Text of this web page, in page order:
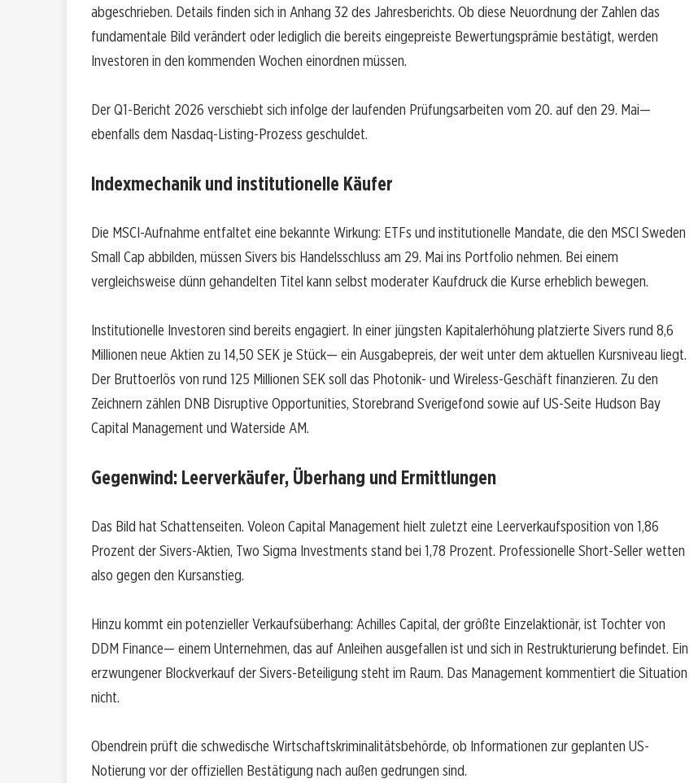
abgeschrieben. Details finden sich in Anhang 32 des Jahresberichts. Ob diese Neuordnung der Zahlen das
fundamentale Bild verändert oder lediglich die bereits eingepreiste Bewertungsprämie bestätigt, werden
Investoren in den kommenden Wochen einordnen müssen.
Der Q1-Bericht 2026 verschiebt sich infolge der laufenden Prüfungsarbeiten vom 20. auf den 29. Mai—
ebenfalls dem Nasdaq-Listing-Prozess geschuldet.
Indexmechanik und institutionelle Käufer
Die MSCI-Aufnahme entfaltet eine bekannte Wirkung: ETFs und institutionelle Mandate, die den MSCI Sweden
Small Cap abbilden, müssen Sivers bis Handelsschluss am 29. Mai ins Portfolio nehmen. Bei einem
vergleichsweise dünn gehandelten Titel kann selbst moderater Kaufdruck die Kurse erheblich bewegen.
Institutionelle Investoren sind bereits engagiert. In einer jüngsten Kapitalerhöhung platzierte Sivers rund 8,6
Millionen neue Aktien zu 14,50 SEK je Stück— ein Ausgabepreis, der weit unter dem aktuellen Kursniveau liegt.
Der Bruttoerlös von rund 125 Millionen SEK soll das Photonik- und Wireless-Geschäft finanzieren. Zu den
Zeichnern zählen DNB Disruptive Opportunities, Storebrand Sverigefond sowie auf US-Seite Hudson Bay
Capital Management und Waterside AM.
Gegenwind: Leerverkäufer, Überhang und Ermittlungen
Das Bild hat Schattenseiten. Voleon Capital Management hielt zuletzt eine Leerverkaufsposition von 1,86
Prozent der Sivers-Aktien, Two Sigma Investments stand bei 1,78 Prozent. Professionelle Short-Seller wetten
also gegen den Kursanstieg.
Hinzu kommt ein potenzieller Verkaufsüberhang: Achilles Capital, der größte Einzelaktionär, ist Tochter von
DDM Finance— einem Unternehmen, das auf Anleihen ausgefallen ist und sich in Restrukturierung befindet. Ein
erzwungener Blockverkauf der Sivers-Beteiligung steht im Raum. Das Management kommentiert die Situation
nicht.
Obendrein prüft die schwedische Wirtschaftskriminalitätsbehörde, ob Informationen zur geplanten US-
Notierung vor der offiziellen Bestätigung nach außen gedrungen sind.